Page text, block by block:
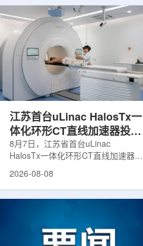
江苏首台uLinac HalosTx一
体化环形CT直线加速器投入
临床
8月7日，江苏省首台uLinac
HalosTx一体化环形CT直线加速器在
南京医科大学第三附属医院(常州二
疗是肿瘤治疗的重要方式之一。传统
分体式放疗流程中，患者通常需要在
2026-08-08